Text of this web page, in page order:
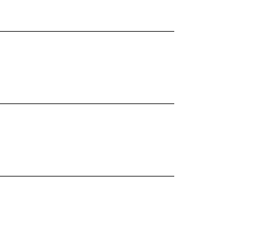
Achsweg, sodass sich
durch den hohen Drehpunkt
und sorgt so für
27,5“ Hinterrad für mehr